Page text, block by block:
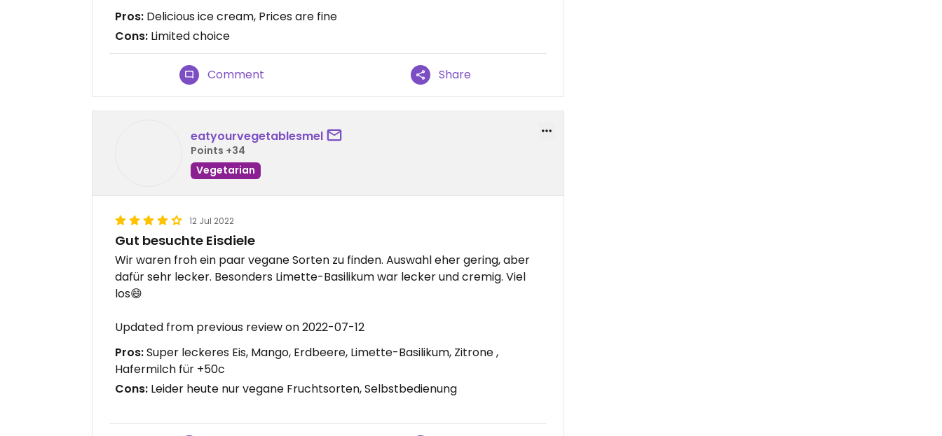
Pros: Delicious ice cream, Prices are fine
Cons: Limited choice
Comment Share
eatyourvegetablesmel
Points +34
Vegetarian
12 Jul 2022
Gut besuchte Eisdiele
Wir waren froh ein paar vegane Sorten zu finden. Auswahl eher gering, aber
dafür sehr lecker. Besonders Limette-Basilikum war lecker und cremig. Viel
los😄
Updated from previous review on 2022-07-12
Pros:Super leckeres Eis, Mango, Erdbeere, Limette-Basilikum, Zitrone ,
Hafermilch für +50c
Cons: Leider heute nur vegane Fruchtsorten, Selbstbedienung